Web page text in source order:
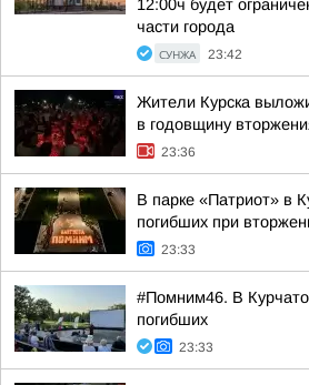
12:00ч будет
части города
СУНЖА 23:42
Жители Курска
в годовщину
23:36
В парке «Патриот» в
погибших при
23:33
#Помним46. В
погибших
23:33